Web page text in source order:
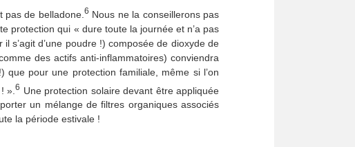
de belladone. 6 Nous ne la conseillerons pas
protection qui « dure toute la journée et n’a pas
s’agit d’une poudre !) composée de dioxyde de
des actifs anti-inflammatoires) conviendra
pour une protection familiale, même si l’on
». 6 Une protection solaire devant être appliquée
un mélange de filtres organiques associés
la période estivale !